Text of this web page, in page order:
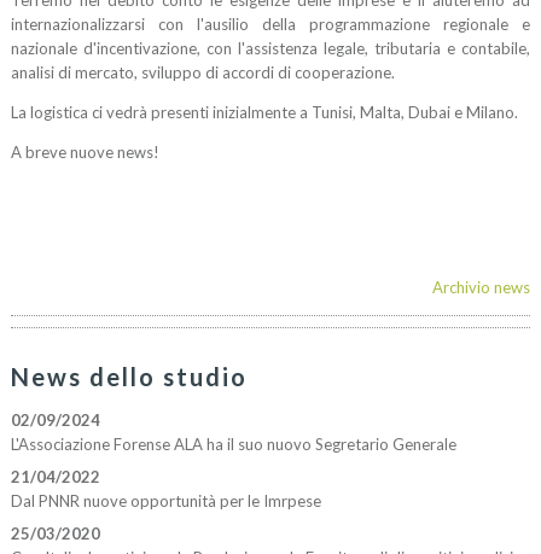
internazionalizzarsi con l'ausilio della programmazione regionale e
nazionale d'incentivazione, con l'assistenza legale, tributaria e contabile,
analisi di mercato, sviluppo di accordi di cooperazione.
La logistica ci vedrà presenti inizialmente a Tunisi, Malta, Dubai e Milano.
A breve nuove news!
Archivio news
News dello studio
02/09/2024
L'Associazione Forense ALA ha il suo nuovo Segretario Generale
21/04/2022
Dal PNNR nuove opportunità per le Imrpese
25/03/2020